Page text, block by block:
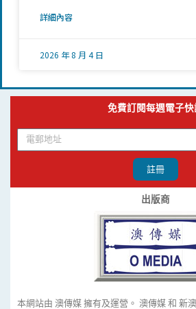
詳細內容
2026 年 8 月 4 日
免費訂閱每週電子快
註冊
出版商
本網站由 澳傳媒 擁有及運營。 澳傳媒 和 新